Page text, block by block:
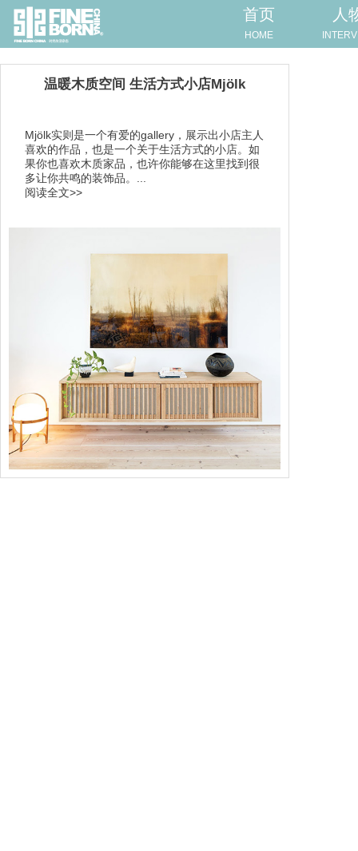
首页
HOME
人
温暖木质空间 生活方式小店Mjölk
Mjölk实则是一个有爱的gallery，展示出小店主人
喜欢的作品，也是一个关于生活方式的小店。如
果你也喜欢木质家品，也许你能够在这里找到很
多让你共鸣的装饰品。...
阅读全文>>